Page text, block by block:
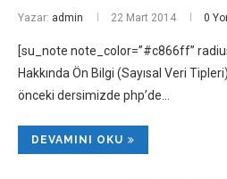
Yazar: admin 22 Mart 2014 0
[su_note note_color=”#c866ff”
Hakkında Ön Bilgi (Sayısal Veri
önceki dersimizde php’de…
DEVAMINI OKU